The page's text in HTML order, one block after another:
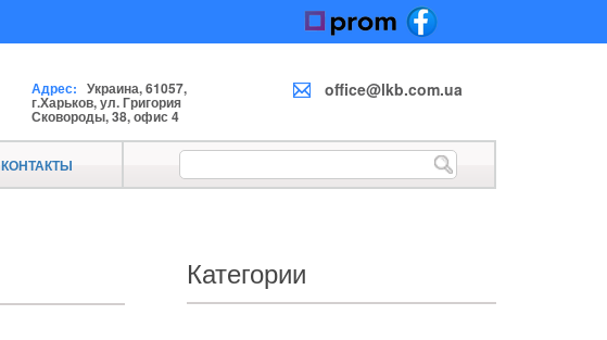
Адрес: Украина, 61057,
г.Харьков, ул. Григория
Сковороды, 38, офис 4
office@lkb.com.ua
КОНТАКТЫ
Категории